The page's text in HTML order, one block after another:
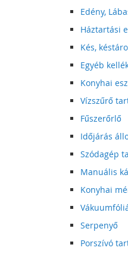
Edény,
Háztartási
Kés,
Egyéb
Konyhai
Vízszűrő
Fűszerőrlő
Időjárás
Szódagép
Manuális
Konyhai
Serpenyő
Porszívó